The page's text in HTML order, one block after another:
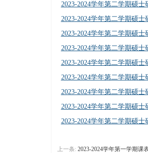
2023-2024学年第二学期硕
2023-2024学年第二学期硕
2023-2024学年第二学期硕
2023-2024学年第二学期硕
2023-2024学年第二学期硕
2023-2024学年第二学期硕
2023-2024学年第二学期硕
2023-2024学年第二学期硕
2023-2024学年第二学期硕
上一条: 2023-2024学年第一学期课